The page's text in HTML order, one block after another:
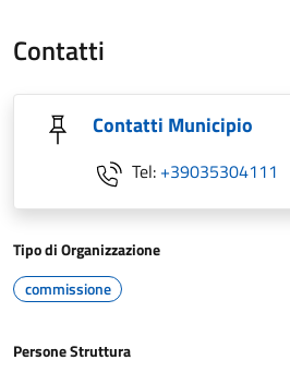
Contatti
Contatti Municipio
Tel: +39035304111
Tipo di Organizzazione
commissione
Persone Struttura